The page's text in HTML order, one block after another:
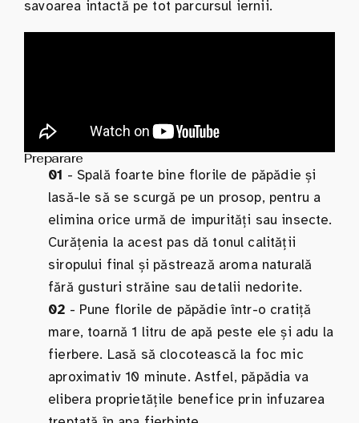
savoarea intactă pe tot parcursul iernii.
Preparare
01 - Spală foarte bine florile de păpădie și
lasă-le să se scurgă pe un prosop, pentru a
elimina orice urmă de impurități sau insecte.
Curățenia la acest pas dă tonul calității
siropului final și păstrează aroma naturală
fără gusturi străine sau detalii nedorite.
02 - Pune florile de păpădie într-o cratiță
mare, toarnă 1 litru de apă peste ele și adu la
fierbere. Lasă să clocotească la foc mic
aproximativ 10 minute. Astfel, păpădia va
elibera proprietățile benefice prin infuzarea